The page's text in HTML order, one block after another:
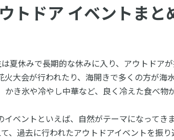
トドア イベントまと
夏休みで長期的な休みに入り、アウトドアが
大会が行われたり、海開きで多くの方が海
かき氷や冷やし中華など、良く冷えた食べ物
ベントといえば、自然がテーマになってきま
、過去に行われたアウトドアイベントを振り